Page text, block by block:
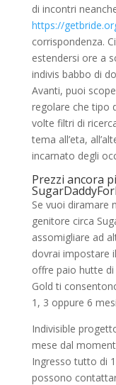
di incontri
https://
corrispondenza.
estendersi ore a
indivis babbo di
Avanti, puoi
regolare che tipo
volte filtri di
tema all’eta,
incarnato degli
Prezzi ancora
Se vuoi diramare
genitore circa
assomigliare ad
dovrai impostare
offre paio hutte
Gold ti
1, 3 oppure 6
Indivisible
mese dal
Ingresso tutto di
possono